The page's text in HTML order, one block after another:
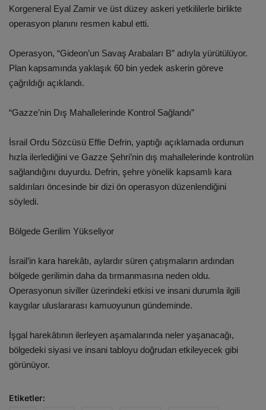
Korgeneral Eyal Zamir ve üst düzey askeri yetkililerle birlikte
operasyon planını resmen kabul etti.
Operasyon, “Gideon’un Savaş Arabaları B” adıyla yürütülüyor.
Plan kapsamında yaklaşık 60 bin yedek askerin göreve
çağrıldığı açıklandı.
“Gazze’nin Dış Mahallelerinde Kontrol Sağlandı”
İsrail Ordu Sözcüsü Effie Defrin, yaptığı açıklamada ordunun
hızla ilerlediğini ve Gazze Şehri’nin dış mahallelerinde kontrolün
sağlandığını duyurdu. Defrin, şehre yönelik kapsamlı kara
saldırıları öncesinde bir dizi ön operasyon düzenlendiğini
söyledi.
Bölgede Gerilim Yükseliyor
İsrail’in kara harekâtı, aylardır süren çatışmaların ardından
bölgede gerilimin daha da tırmanmasına neden oldu.
Operasyonun siviller üzerindeki etkisi ve insani durumla ilgili
kaygılar uluslararası kamuoyunun gündeminde.
İşgal harekâtının ilerleyen aşamalarında neler yaşanacağı,
bölgedeki siyasi ve insani tabloyu doğrudan etkileyecek gibi
görünüyor.
Etiketler: